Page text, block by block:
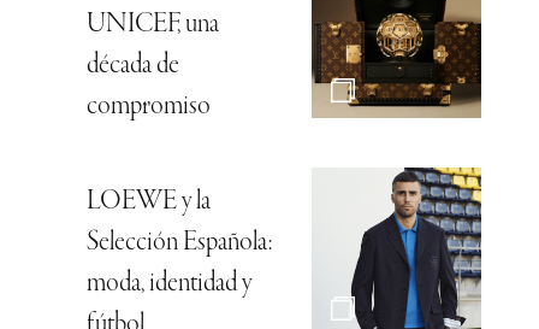
UNICEF, una
década de
compromiso
LOEWE y la
Selección Española:
moda, identidad y